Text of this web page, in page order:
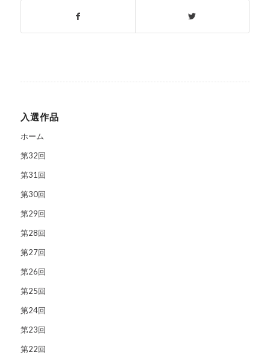
入選作品
ホーム
第32回
第31回
第30回
第29回
第28回
第27回
第26回
第25回
第24回
第23回
第22回